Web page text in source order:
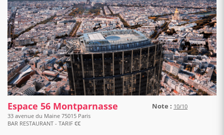
Espace 56 Montparnasse Note : 10/10
33 avenue du Maine 75015 Paris
BAR RESTAURANT - TARIF €€